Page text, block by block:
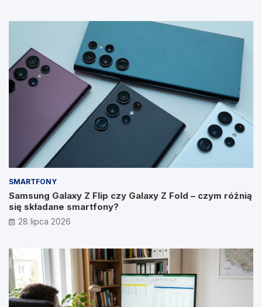
SMARTFONY
Samsung Galaxy Z Flip czy Galaxy Z Fold – czym różnią
się składane smartfony?
28 lipca 2026